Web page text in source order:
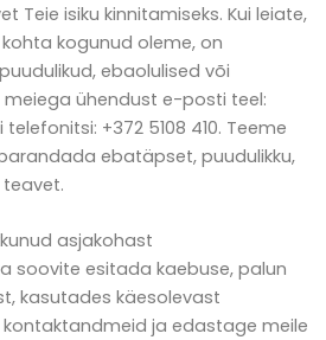
Teie isiku kinnitamiseks. Kui leiate,
kogunud oleme, on
ebaolulised või
ühendust e-posti teel:
+372 5108 410. Teeme
ebatäpset, puudulikku,
asjakohast
soovite esitada kaebuse, palun
kasutades käesolevast
ja edastage meile